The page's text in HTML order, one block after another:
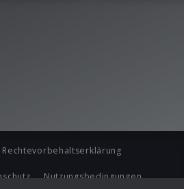
Rechtevorbehaltserklärung
Nutzungsbedingungen